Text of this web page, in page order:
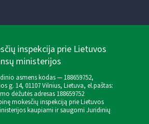
inspekcija prie Lietuvos
ministerijos
asmens kodas — 188659752,
g. 14, 01107 Vilnius, Lietuva, el.paštas:
dėžutės adresas 188659752
mokesčių inspekciją prie Lietuvos
kaupiami ir saugomi Juridinių